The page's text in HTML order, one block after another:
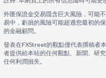
外匯保證金交易隱含巨大風險，可能
易中，虧損的風險可能超過您最初的
的金融顧問。
發表在FXStreet的觀點僅代表撰稿者
者提供給本站的任何觀點、新聞、研
任何利潤損失。